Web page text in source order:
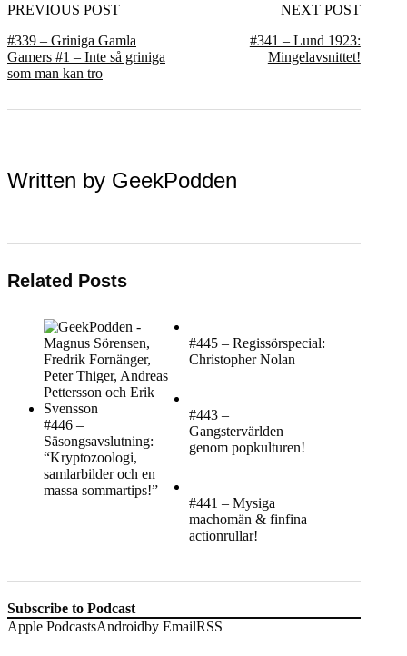
PREVIOUS POST
#339 – Griniga Gamla
Gamers #1 – Inte så griniga
som man kan tro
NEXT POST
#341 – Lund 1923:
Mingelavsnittet!
Written by GeekPodden
Related Posts
#446 –
Säsongsavslutning:
“Kryptozoologi,
samlarbilder och en
massa sommartips!”
#445 – Regissörspecial:
Christopher Nolan
#443 –
Gangstervärlden
genom popkulturen!
#441 – Mysiga
machomän & finfina
actionrullar!
Subscribe to Podcast
Apple PodcastsAndroidby EmailRSS